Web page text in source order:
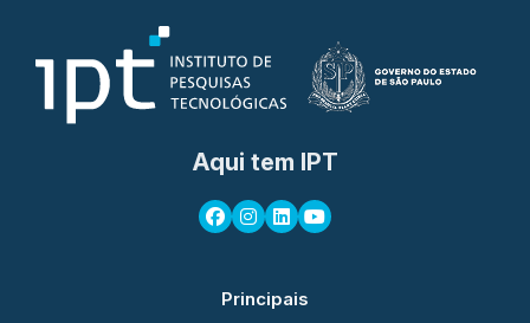
Aqui tem IPT
Principais